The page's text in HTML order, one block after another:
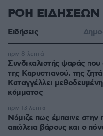
ΡΟΗ ΕΙΔΗΣΕΩΝ
Ειδήσεις
Συνδικαλιστής ψαράς
της Καρυστιανού, της
Καταγγέλλει
κόμματος
πριν 8 λεπτά
Νόμιζε πως έμπαινε στην
απώλεια βάρους και ο
πριν 13 λεπτά